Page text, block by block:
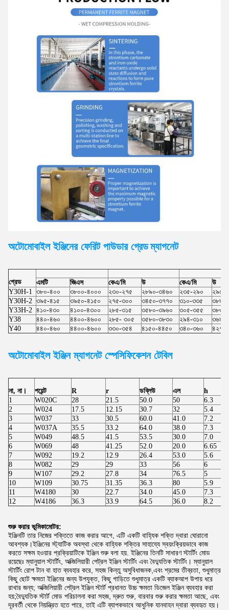
অটোমোবাইল ইঞ্জিনের ফেরিট পাউডার গ্রেডম্যাগনেট
গ্রেড এমটি জিএস কেএ/মি উ কেএ/মি
উ
Y30H-1 ৩৮০-৪০০ ৩৮০০-৪০০০ ২৩০-২৭৫ ২৮৯০-৩৪৬০ ২৩৫-২৯০
Y30H-2 ৩৯৫-৪১৫ ৩৯৫০-৪১৫০ ২৭৫-৩০০ ৩৪৫০-৩৭৭০ ৩১০-৩৩৫
Y33H-2 ৪১০-৪৩০ ৪১০০-৪৩০০ ২৮৫-৩১৫ ৩৫৮০-৩৯৬০ ৩০৫-৩৫৫
Y38
৪৪০-৪৬০ ৪৪০০-৪৬০০ ২৮৫- ৩০৫ ৩৫৮০-৩৮৩০ ২৯৪-৩১০
Y40
৪৪০-৪৬০ ৪৪০০-৪৬০০ ৩৩০-৩৫৪ ৪১৫০-৪৪৫০ ৩৪০-৩৬০
অটোমোবাইল ইঞ্জিন ম্যাগনেট স্পেসিফিকেশন টেবিল
না, না। পয়েন্ট R r ডব্লিউ এল
h
1
W020C 28 21.5 50.0 50
6.3
2
W024 17.5 12.15 30.7 32
5.4
3
W037 33 30.5 60.0 41.0
7.2
4
W037A 35.5 33.2 64.0 38.0
7.3
5
W049 48.5 41.5 53.5 30.0
7.0
6
W069 48 41.25 52.0 20.0
6.65
7
W092 19.2 12.9 26.4 53.0
5.6
8
W082 29 29 33 56
6
9
W107 29.2 27.8 34 76.5
5
10
W109 30.75 31.35 36.3 80
5.9
11
W4180 30 22.7 34.0 45.0
7.3
12
W4186 36.3 33.9 64.5 36.0 8.2
শুরু করার ভূমিকামোটর:
ইঞ্জিনটি তার নিজের শক্তিতে কাজ করার আগে, এটি একটি বাহ্যিক শক্তি দ্বারা ঘোরানো
আবশ্যক।ইঞ্জিনের স্ট্যাটিক অবস্থা থেকে বাহ্যিক শক্তির সাহায্যে স্বয়ংক্রিয়ভাবে কাজ
করতে সক্ষম হওয়ার প্রক্রিয়াটিকে ইঞ্জিন শুরু বলা হয়. ইঞ্জিনের তিনটি সাধারণ স্টার্টিং মোড
রয়েছেঃ ম্যানুয়াল স্টার্টিং, অক্জিলিয়ারী পেট্রল ইঞ্জিন স্টার্টিং এবং বৈদ্যুতিক স্টার্টিং। ম্যানুয়াল
স্টার্টিং রোপ টান বা হাত ব্যবহার করে, সহজ কিন্তু অসুবিধাজনক,এবং শ্রমের তীব্রতা, শুধুমাত্র
কিছু ছোট ক্ষমতা ইঞ্জিনের জন্য উপযুক্ত, কিছু গাড়িতে শুধুমাত্র একটি ব্যাকআপ উপায় ধরে
রাখার জন্য; অক্জিলিয়ারী পেট্রল ইঞ্জিন স্টার্ট প্রধানত উচ্চ ক্ষমতা ডিজেল ইঞ্জিন ব্যবহার করা
হয়;বৈদ্যুতিক স্টার্ট মোড পরিচালনা করা সহজ, দ্রুত শুরু, বারবার শুরু করার ক্ষমতা আছে, এবং
দূরবর্তী থেকে নিয়ন্ত্রিত হতে পারে, তাই এটি ব্যাপকভাবে আধুনিক যানবাহন দ্বারা ব্যবহৃত হয়।